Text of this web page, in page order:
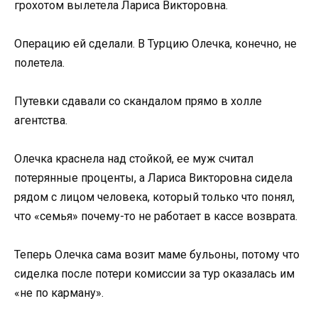
грохотом вылетела Лариса Викторовна.
Операцию ей сделали. В Турцию Олечка, конечно, не
полетела.
Путевки сдавали со скандалом прямо в холле
агентства.
Олечка краснела над стойкой, ее муж считал
потерянные проценты, а Лариса Викторовна сидела
рядом с лицом человека, который только что понял,
что «семья» почему-то не работает в кассе возврата.
Теперь Олечка сама возит маме бульоны, потому что
сиделка после потери комиссии за тур оказалась им
«не по карману».